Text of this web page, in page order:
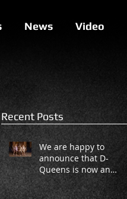
News Video
Recent Posts
We are happy to
announce that D-
Queens is now an
international project!